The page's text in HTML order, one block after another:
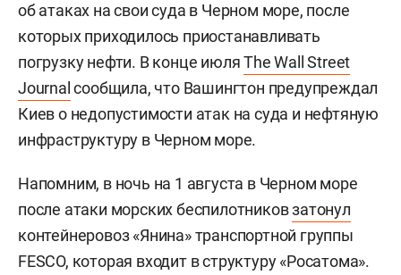
об атаках на свои суда в Черном море, после
которых приходилось приостанавливать
погрузку нефти. В конце июляThe Wall Street
Journal сообщила, что Вашингтон предупреждал
Киев о недопустимости атак на суда и нефтяную
инфраструктуру в Черном море.
Напомним, в ночь на 1 августа в Черном море
после атаки морских беспилотниковзатонул
контейнеровоз «Янина» транспортной группы
FESCO, которая входит в структуру «Росатома».